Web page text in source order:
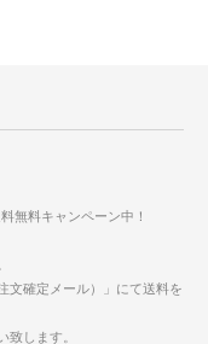
無料キャンペーン中！
文確定メール）」にて送料を
します。